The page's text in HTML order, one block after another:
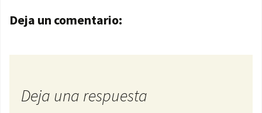
Navegación de entradas
Deja un comentario:
Deja una respuesta